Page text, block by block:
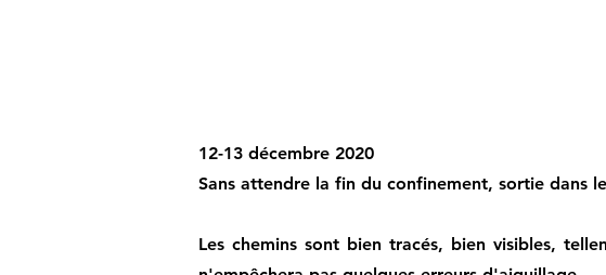
12-13 décembre 2020
Sans attendre la fin du confinement, sortie dans
Les chemins sont bien tracés, bien visibles,